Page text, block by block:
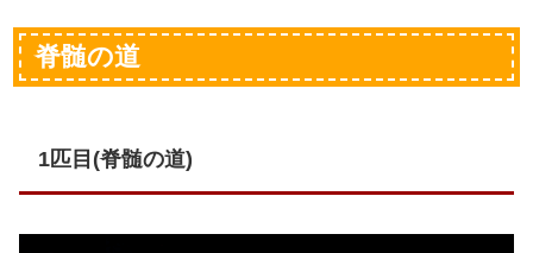
脊髄の道
1匹目(脊髄の道)